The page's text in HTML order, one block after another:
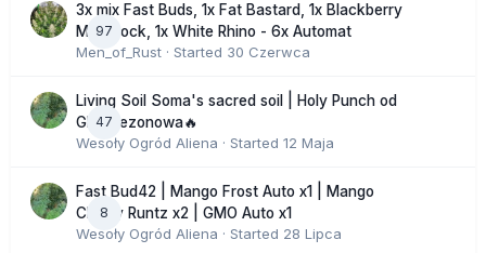
97
3x mix Fast Buds, 1x Fat Bastard, 1x Blackberry
Moonrock, 1x White Rhino - 6x Automat
Men_of_Rust · Started 30 Czerwca
47
Living Soil Soma's sacred soil | Holy Punch od
GHS sezonowa🔥
Wesoły Ogród Aliena · Started 12 Maja
8
Fast Bud42 | Mango Frost Auto x1 | Mango
Cherry Runtz x2 | GMO Auto x1
Wesoły Ogród Aliena · Started 28 Lipca